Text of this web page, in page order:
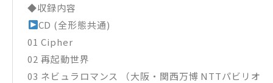
◆収録内容
CD (全形態共通)
01 Cipher
02 再起動世界
03 ネビュラロマンス （大阪・関西万博 NTTパビリオ